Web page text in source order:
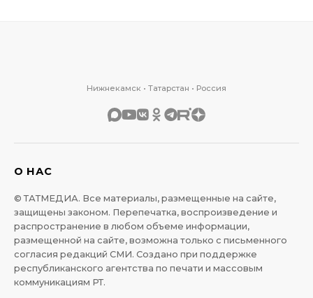
Нижнекамск • Татарстан • Россия
О НАС
© ТАТМЕДИА. Все материалы, размещенные на сайте,
защищены законом. Перепечатка, воспроизведение и
распространение в любом объеме информации,
размещенной на сайте, возможна только с письменного
согласия редакций СМИ. Создано при поддержке
республиканского агентства по печати и массовым
коммуникациям РТ.